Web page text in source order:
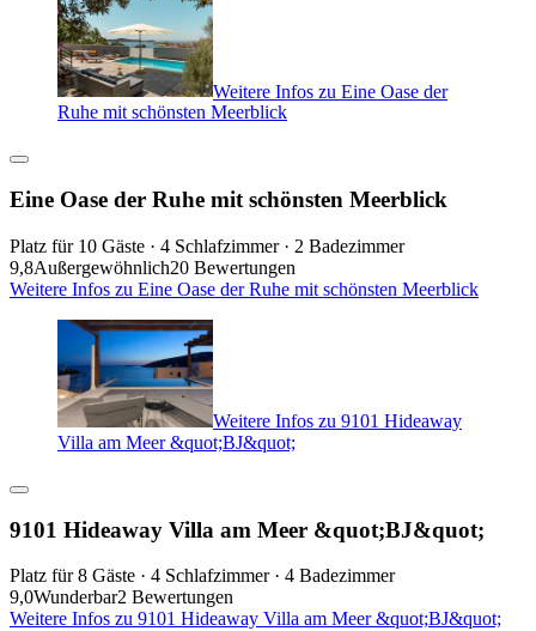
Weitere Infos zu Eine Oase der
Ruhe mit schönsten Meerblick
Eine Oase der Ruhe mit schönsten Meerblick
Platz für 10 Gäste · 4 Schlafzimmer · 2 Badezimmer
9,8Außergewöhnlich20 Bewertungen
Weitere Infos zu Eine Oase der Ruhe mit schönsten Meerblick
Weitere Infos zu 9101 Hideaway
Villa am Meer &quot;BJ&quot;
9101 Hideaway Villa am Meer &quot;BJ&quot;
Platz für 8 Gäste · 4 Schlafzimmer · 4 Badezimmer
9,0Wunderbar2 Bewertungen
Weitere Infos zu 9101 Hideaway Villa am Meer &quot;BJ&quot;